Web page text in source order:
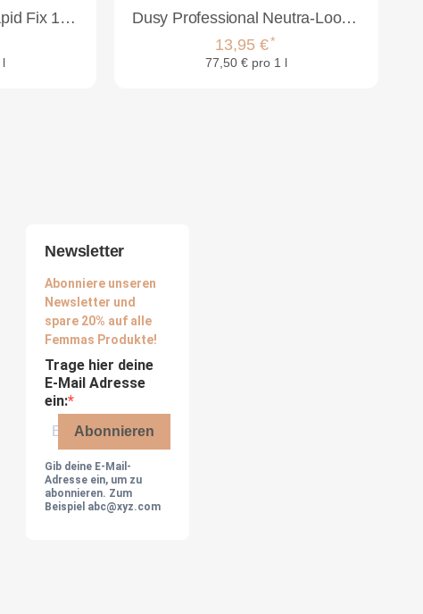
Dusy Professional Rapid Fix 1:9 1000ml
Dusy Professional Neutra-Look G Set
13,95 €*
77,50 € pro 1 l
Newsletter
Abonniere unseren
Newsletter und
spare 20% auf alle
Femmas Produkte!
Trage hier deine
E-Mail Adresse
ein:
Abonnieren
Gib deine E-Mail-
Adresse ein, um zu
abonnieren. Zum
Beispiel abc@xyz.com